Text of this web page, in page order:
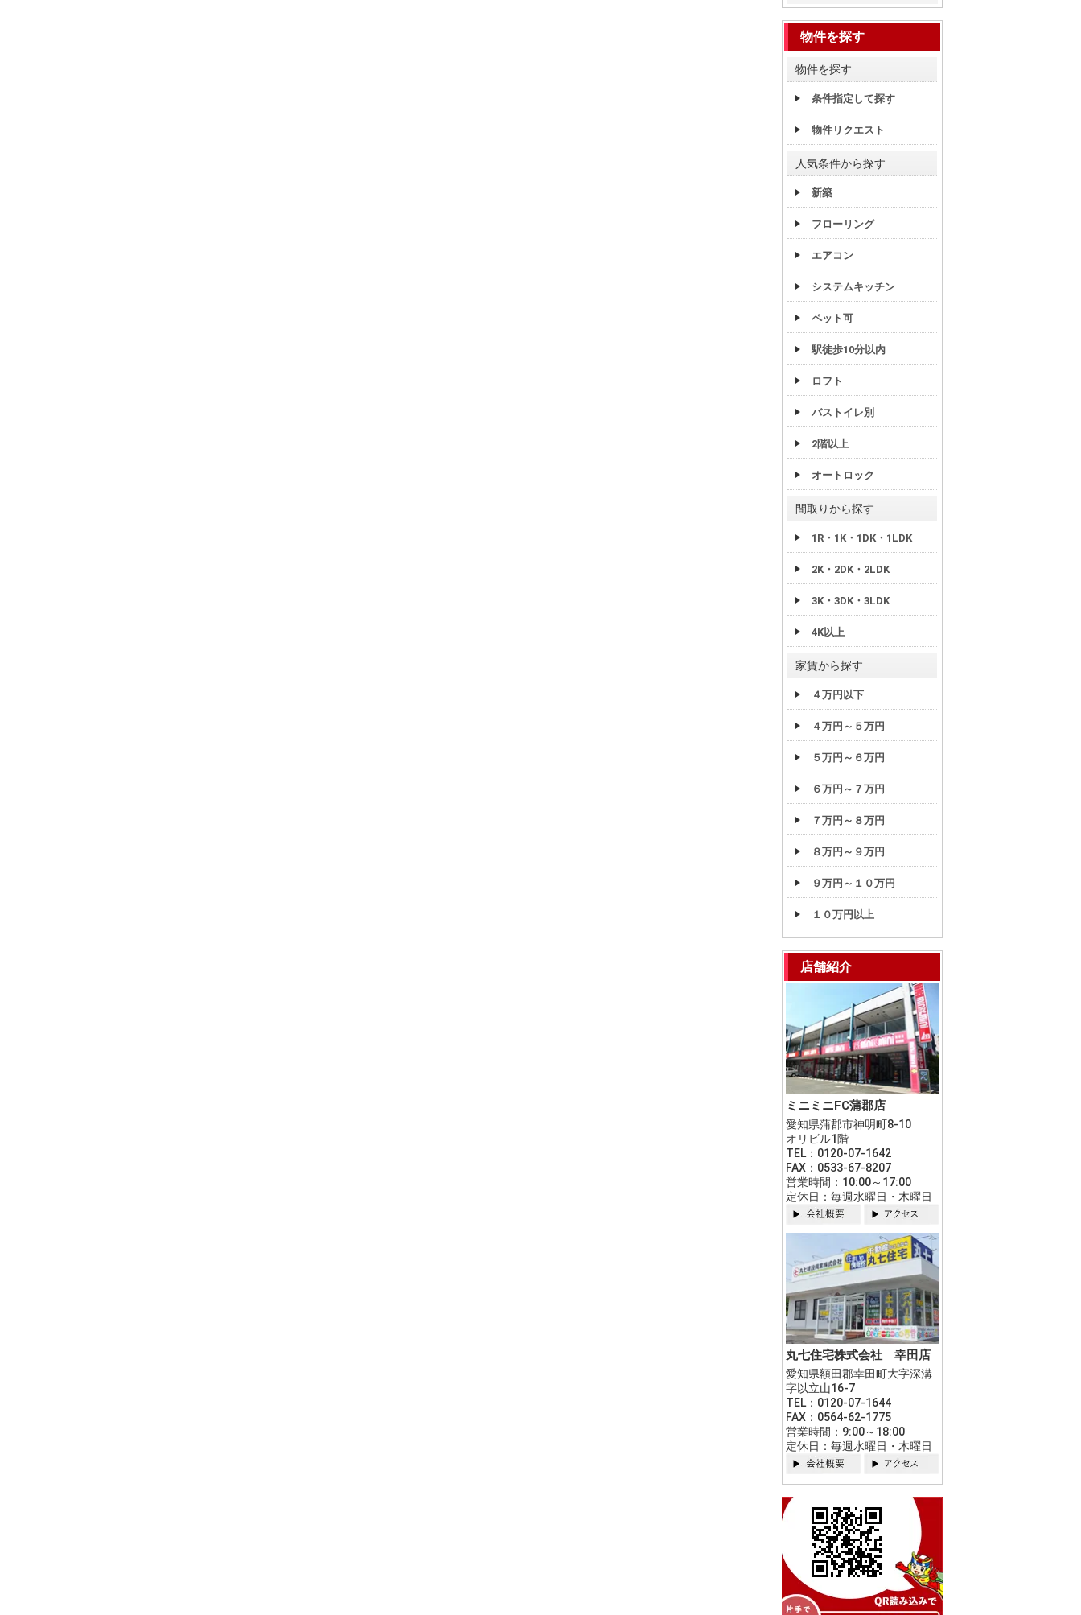
物件を探す
物件を探す
条件指定して探す
物件リクエスト
人気条件から探す
新築
フローリング
エアコン
システムキッチン
ペット可
駅徒歩10分以内
ロフト
バストイレ別
2階以上
オートロック
間取りから探す
1R・1K・1DK・1LDK
2K・2DK・2LDK
3K・3DK・3LDK
4K以上
家賃から探す
４万円以下
４万円～５万円
５万円～６万円
６万円～７万円
７万円～８万円
８万円～９万円
９万円～１０万円
１０万円以上
店舗紹介
ミニミニFC蒲郡店
愛知県蒲郡市神明町8-10
オリビル1階
TEL：0120-07-1642
FAX：0533-67-8207
営業時間：10:00～17:00
定休日：毎週水曜日・木曜日
丸七住宅株式会社 幸田店
愛知県額田郡幸田町大字深溝
字以立山16-7
TEL：0120-07-1644
FAX：0564-62-1775
営業時間：9:00～18:00
定休日：毎週水曜日・木曜日